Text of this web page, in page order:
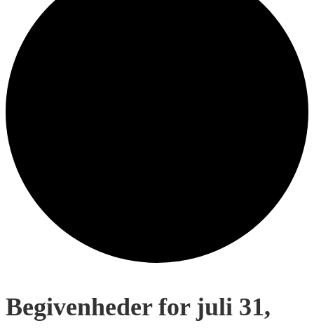
Begivenheder for juli 31,